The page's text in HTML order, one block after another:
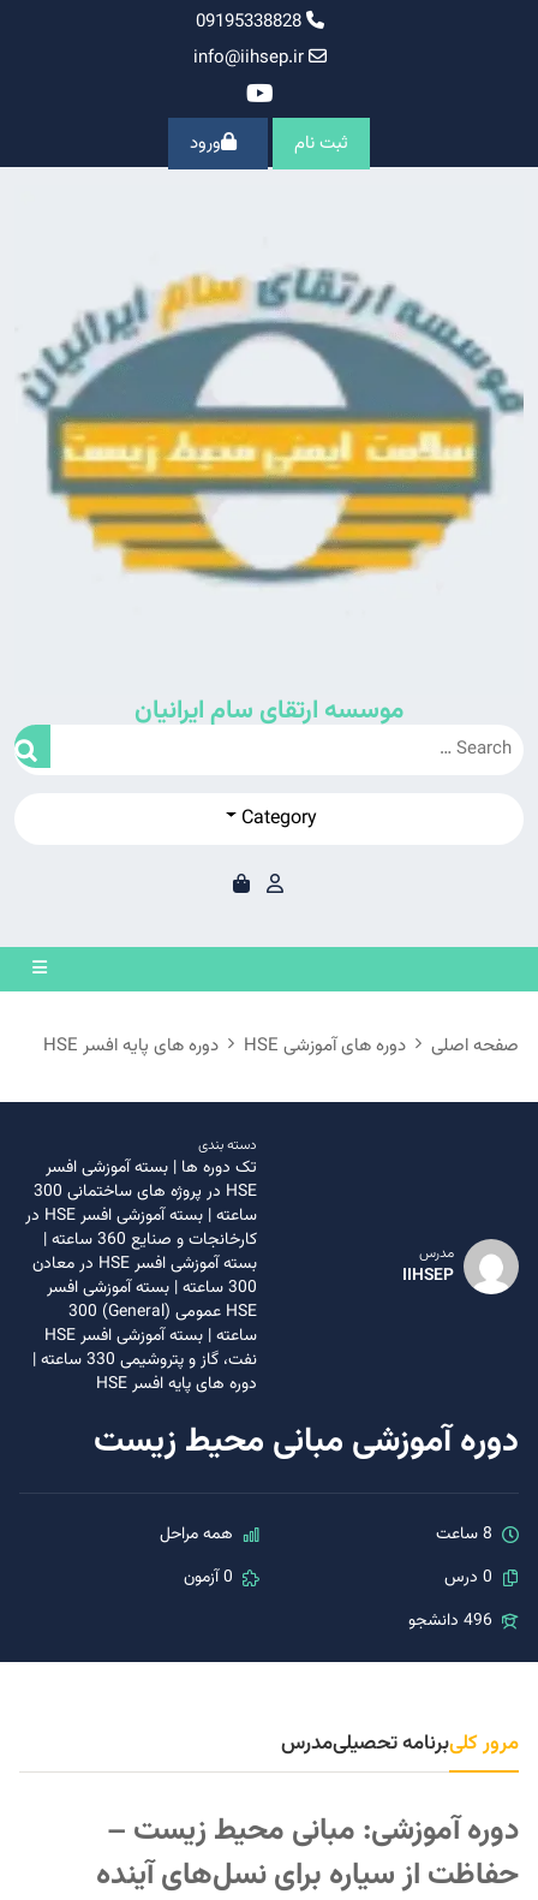
09195338828
info@iihsep.ir
ثبت نام ورود
موسسه ارتقای سام ایرانیان
Category
صفحه اصلی دوره های آموزشی HSE دوره های پایه افسر HSE
مدرس
IIHSEP
دسته بندی
تک دوره ها | بسته آموزشی افسر
HSE در پروژه های ساختمانی 300
ساعته|
بسته آموزشی افسر HSE در
کارخانجات و صنایع 360 ساعته
|
بسته آموزشی افسر HSE در معادن
300 ساعته
| بسته آموزشی افسر
HSE عمومی (General) 300
ساعته|
بسته آموزشی افسر HSE
نفت، گاز و پتروشیمی 330 ساعته
|
دوره های پایه افسر HSE
دوره آموزشی مبانی محیط زیست
8 ساعت
همه مراحل
0 درس
0 آزمون
496 دانشجو
مرور کلیبرنامه تحصیلیمدرس
دوره آموزشی: مبانی محیط زیست –
حفاظت از سیاره برای نسل‌های آینده